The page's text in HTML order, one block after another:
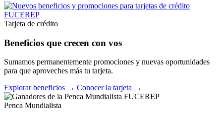
Tarjeta de crédito
Beneficios que crecen con vos
Sumamos permanentemente promociones y nuevas oportunidades
para que aproveches más tu tarjeta.
Explorar beneficios → Conocer la tarjeta →
Penca Mundialista